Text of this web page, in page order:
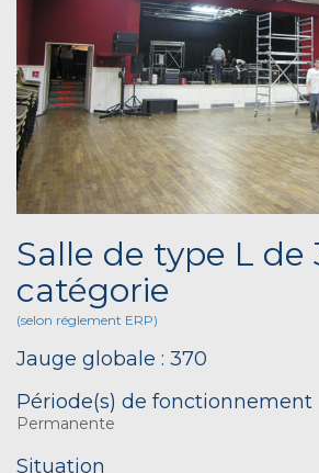
Salle de type L de
catégorie
(selon réglement ERP)
Jauge globale : 370
Période(s) de fonctionnement
Permanente
Situation